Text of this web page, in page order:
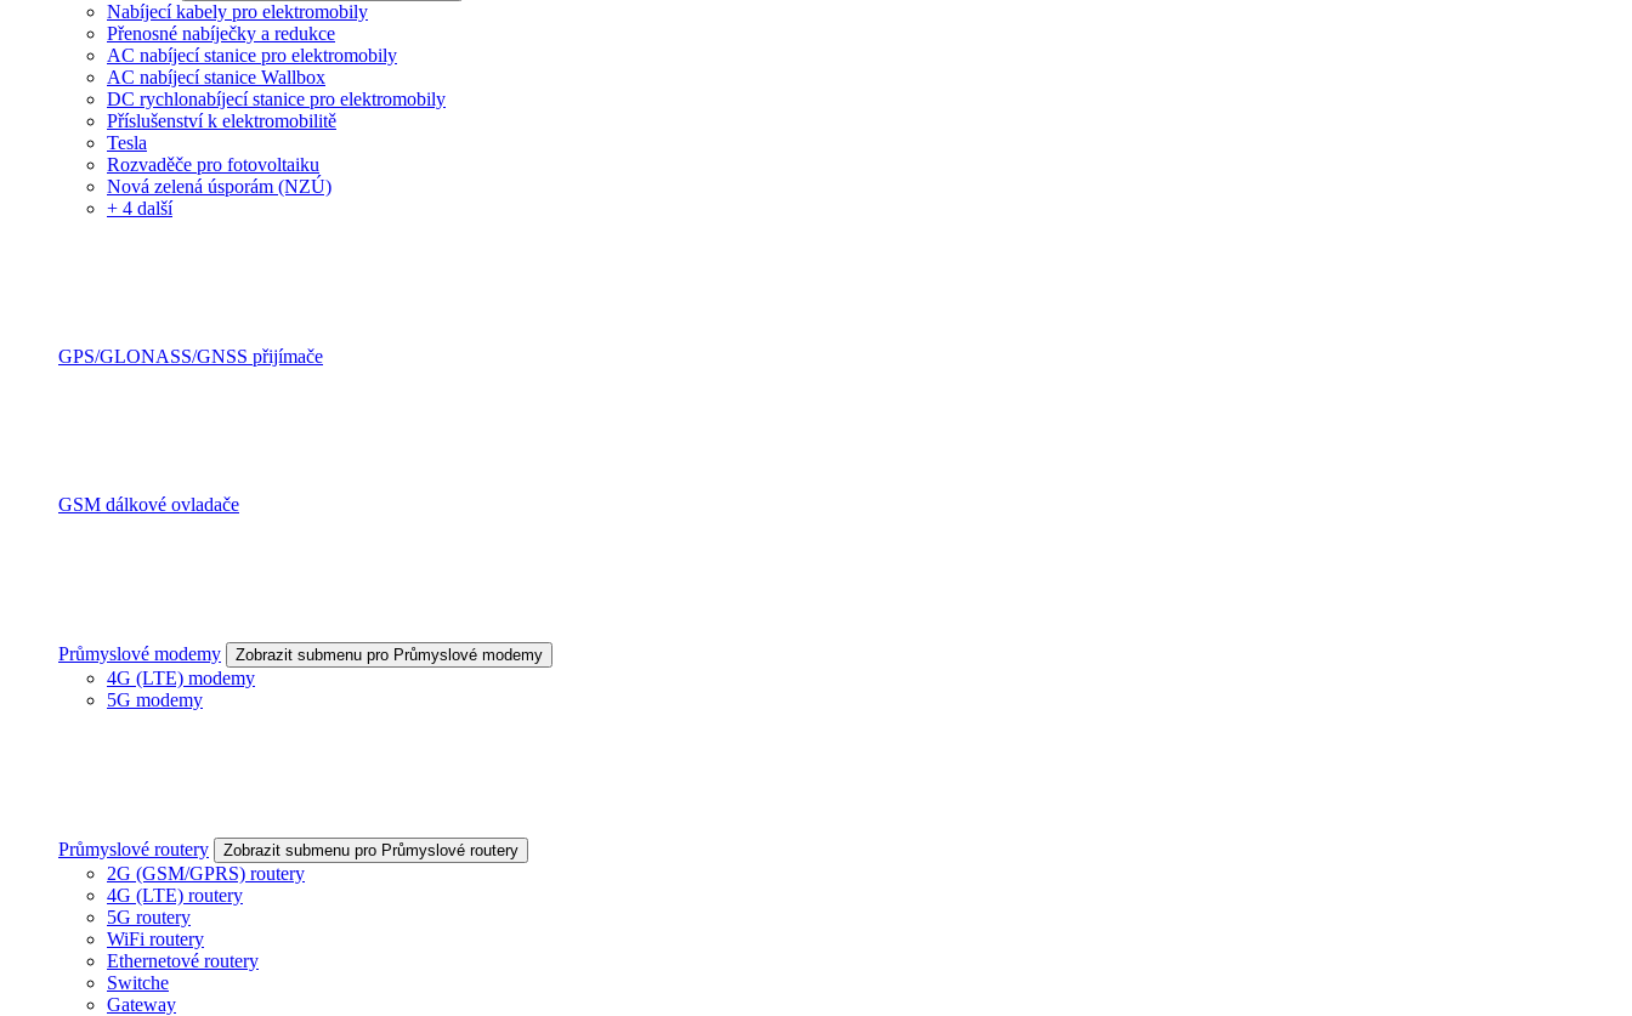
Nabíjecí kabely pro elektromobily
Přenosné nabíječky a redukce
AC nabíjecí stanice pro elektromobily
AC nabíjecí stanice Wallbox
DC rychlonabíjecí stanice pro elektromobily
Příslušenství k elektromobilitě
Tesla
Rozvaděče pro fotovoltaiku
Nová zelená úsporám (NZÚ)
+ 4 další
GPS/GLONASS/GNSS přijímače
GSM dálkové ovladače
Průmyslové modemy Zobrazit submenu pro Průmyslové modemy
4G (LTE) modemy
5G modemy
Průmyslové routery Zobrazit submenu pro Průmyslové routery
2G (GSM/GPRS) routery
4G (LTE) routery
5G routery
WiFi routery
Ethernetové routery
Switche
Gateway